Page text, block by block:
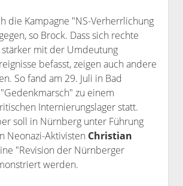
die Kampagne "NS-Verherrlichung
so Brock. Dass sich rechte
mit der Umdeutung
befasst, zeigen auch andere
So fand am 29. Juli in Bad
zu einem
Internierungslager statt.
soll in Nürnberg unter Führung
Neonazi-Aktivisten Christian
"Revision der Nürnberger
werden.